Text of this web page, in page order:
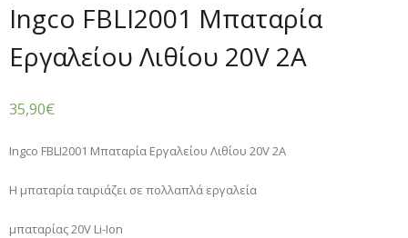
Ingco FBLI2001 Μπαταρία
Εργαλείου Λιθίου 20V 2A
35,90€
Ingco FBLI2001 Μπαταρία Εργαλείου Λιθίου 20V 2A
Η μπαταρία ταιριάζει σε πολλαπλά εργαλεία
μπαταρίας 20V Li-Ion